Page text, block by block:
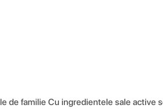
familie Cu ingredientele sale active